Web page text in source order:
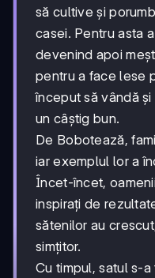
să cultive și
casei. Pentru asta
devenind apoi
pentru a face lese
început să vândă
un câștig bun.
De Bobotează,
iar exemplul lor a
Încet-încet,
inspirați de
sătenilor au
simțitor.
Cu timpul, satul s-